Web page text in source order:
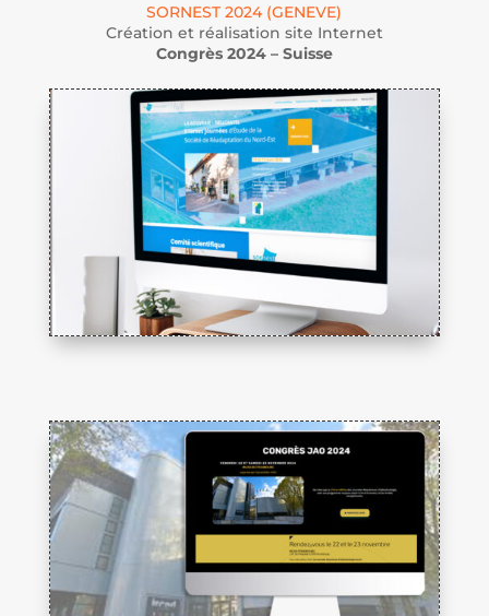
SORNEST 2024 (GENEVE)
Création et réalisation site Internet
Congrès 2024 – Suisse